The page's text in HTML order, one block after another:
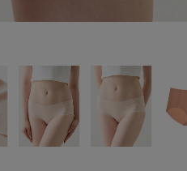
B75 B80
D75
E75